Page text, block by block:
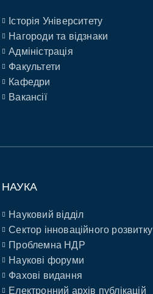
Історія Університету
Нагороди та відзнаки
Адміністрація
Факультети
Кафедри
Вакансії
НАУКА
Науковий відділ
Сектор інноваційного розвитку
Проблемна НДР
Наукові форуми
Фахові видання
Електронний архів публікацій